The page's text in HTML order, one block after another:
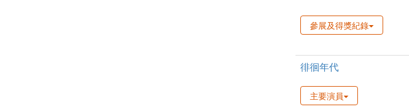
參展及得獎紀錄
徘徊年代
主要演員